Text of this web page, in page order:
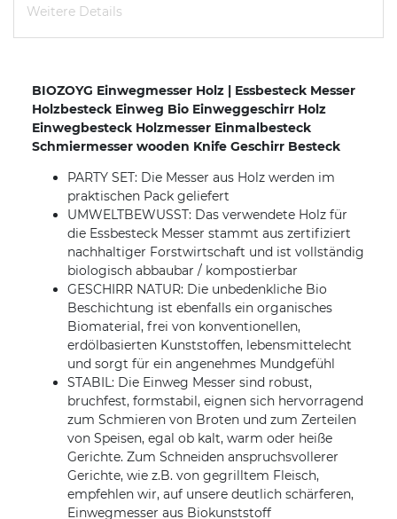
Weitere Details
BIOZOYG Einwegmesser Holz | Essbesteck Messer
Holzbesteck Einweg Bio Einweggeschirr Holz
Einwegbesteck Holzmesser Einmalbesteck
Schmiermesser wooden Knife Geschirr Besteck
PARTY SET: Die Messer aus Holz werden im
praktischen Pack geliefert
UMWELTBEWUSST: Das verwendete Holz für
die Essbesteck Messer stammt aus zertifiziert
nachhaltiger Forstwirtschaft und ist vollständig
biologisch abbaubar / kompostierbar
GESCHIRR NATUR: Die unbedenkliche Bio
Beschichtung ist ebenfalls ein organisches
Biomaterial, frei von konventionellen,
erdölbasierten Kunststoffen, lebensmittelecht
und sorgt für ein angenehmes Mundgefühl
STABIL: Die Einweg Messer sind robust,
bruchfest, formstabil, eignen sich hervorragend
zum Schmieren von Broten und zum Zerteilen
von Speisen, egal ob kalt, warm oder heiße
Gerichte. Zum Schneiden anspruchsvollerer
Gerichte, wie z.B. von gegrilltem Fleisch,
empfehlen wir, auf unsere deutlich schärferen,
Einwegmesser aus Biokunststoff